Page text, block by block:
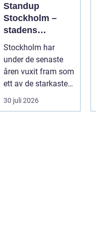
Standup
Stockholm –
stadens
vardagsrum för
skratt
Stockholm har
under de senaste
åren vuxit fram som
ett av de starkaste
fästena för s...
30 juli 2026